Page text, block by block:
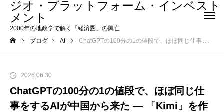
ジオ・プラットフォーム・インベスト
メント
2000年の地政学で解く「経済圏」の興亡
ブログ
AI ChatGPTの100分の1の値段で、ほぼ同じ仕事をするAIが中国から来た ― 「Kimi」を作った月之暗面とは何者か
2026.06.30
ChatGPTの100分の1の値段で、ほぼ同じ仕
事をするAIが中国から来た ― 「Kimi」を作